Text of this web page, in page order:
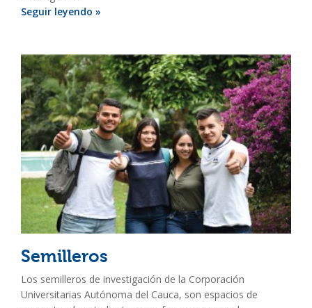
Seguir leyendo »
Semilleros
Los semilleros de investigación de la Corporación
Universitarias Autónoma del Cauca, son espacios de